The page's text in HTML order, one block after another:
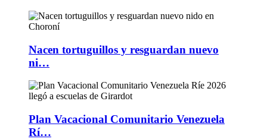
Nacen tortuguillos y resguardan nuevo
ni…
Plan Vacacional Comunitario Venezuela
Rí…